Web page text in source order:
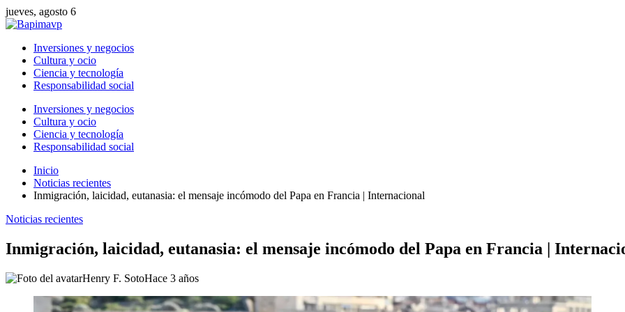
jueves, agosto 6
Inversiones y negocios
Cultura y ocio
Ciencia y tecnología
Responsabilidad social
Inversiones y negocios
Cultura y ocio
Ciencia y tecnología
Responsabilidad social
Inicio
Noticias recientes
Inmigración, laicidad, eutanasia: el mensaje incómodo del Papa en Francia | Internacional
Noticias recientes
Inmigración, laicidad, eutanasia: el mensaje incómodo del Papa en Francia |
Henry F. SotoHace 3 años